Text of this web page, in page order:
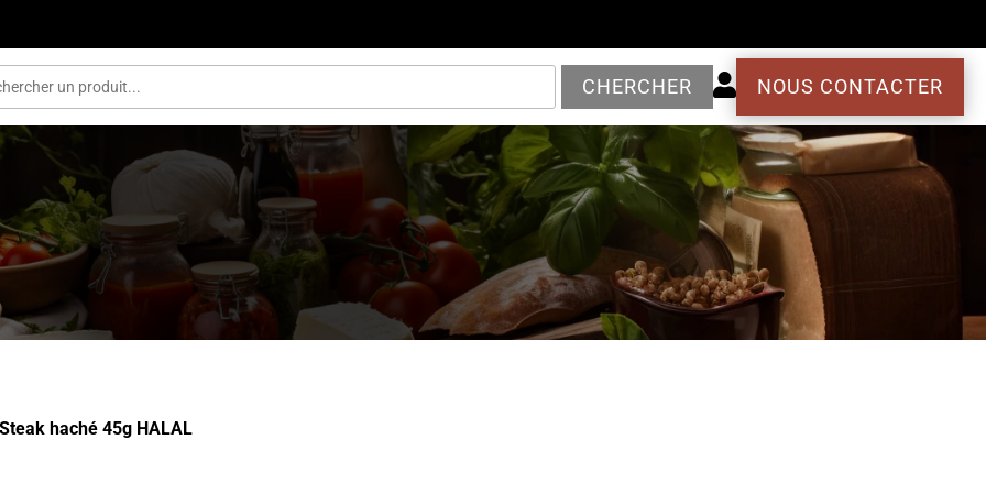
CHERCHER  NOUS CONTACTER
Steak haché 45g HALAL